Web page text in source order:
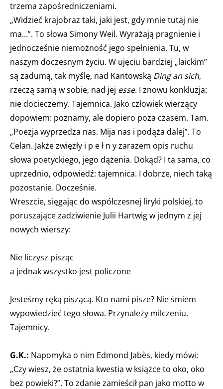
trzema zapośredniczeniami.
„Widzieć krajobraz taki, jaki jest, gdy mnie tutaj nie
ma…”. To słowa Simony Weil. Wyrażają pragnienie i
jednocześnie niemożność jego spełnienia. Tu, w
naszym doczesnym życiu. W ujęciu bardziej „laickim”
są zadumą, tak myślę, nad Kantowską Ding an sich,
rzeczą samą w sobie, nad jej esse. I znowu konkluzja:
nie docieczemy. Tajemnica. Jako człowiek wierzący
dopowiem: poznamy, ale dopiero poza czasem. Tam.
„Poezja wyprzedza nas. Mija nas i podąża dalej”. To
Celan. Jakże zwięzły i p e ł n y zarazem opis ruchu
słowa poetyckiego, jego dążenia. Dokąd? I ta sama, co
uprzednio, odpowiedź: tajemnica. I dobrze, niech taką
pozostanie. Docześnie.
Wreszcie, sięgając do współczesnej liryki polskiej, to
poruszające zadziwienie Julii Hartwig w jednym z jej
nowych wierszy:
Nie liczysz pisząc
a jednak wszystko jest policzone
Jesteśmy ręką piszącą. Kto nami pisze? Nie śmiem
wypowiedzieć tego słowa. Przynależy milczeniu.
Tajemnicy.
G.K.: Napomyka o nim Edmond Jabès, kiedy mówi:
„Czy wiesz, że ostatnia kwestia w książce to oko, oko
bez powieki?”. To zdanie zamieścił pan jako motto w